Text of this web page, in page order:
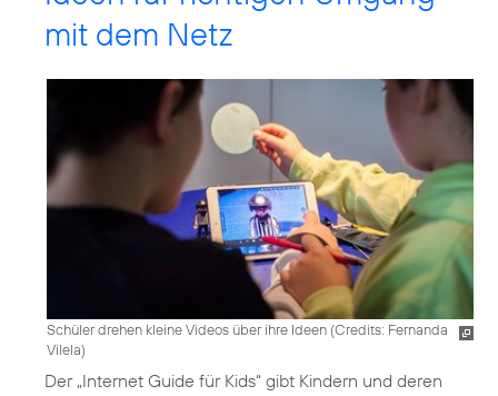
mit dem Netz
Schüler drehen kleine Videos über ihre Ideen (Credits: Fernanda
Vilela)
Der „Internet Guide für Kids“ gibt Kindern und deren